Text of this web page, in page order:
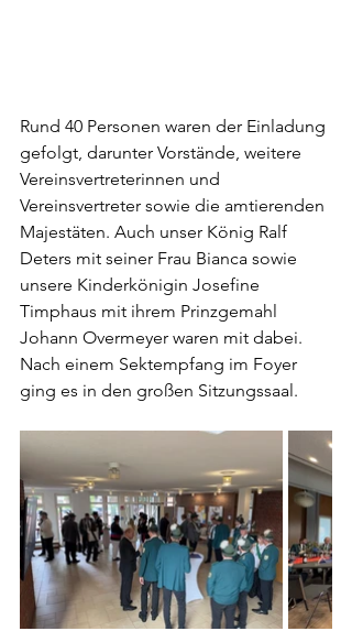
Rund 40 Personen waren der Einladung
gefolgt, darunter Vorstände, weitere
Vereinsvertreterinnen und
Vereinsvertreter sowie die amtierenden
Majestäten. Auch unser König Ralf
Deters mit seiner Frau Bianca sowie
unsere Kinderkönigin Josefine
Timphaus mit ihrem Prinzgemahl
Johann Overmeyer waren mit dabei.
Nach einem Sektempfang im Foyer
ging es in den großen Sitzungssaal.